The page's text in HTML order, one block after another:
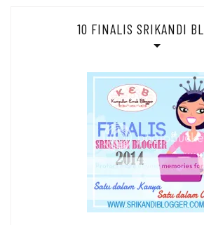
10 FINALIS SRIKANDI